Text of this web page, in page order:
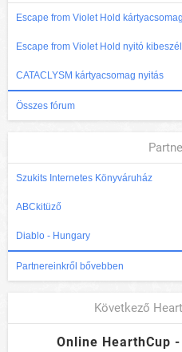
Escape from Violet Hold
Escape from Violet Hold nyitó
CATACLYSM kártyacsomag nyitás
Összes fórum
Szukits Internetes Könyváruház
ABCkitüző
Diablo - Hungary
Partnereinkről bővebben
Következő
Online HearthCup